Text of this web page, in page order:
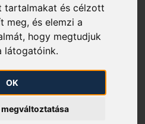
tartalmakat és célzott
meg, és elemzi a
hogy megtudjuk
látogatóink.
OK
tájékoztatjuk
és az FGSZ KP Kft. által
platformok
az FGSZ Zrt.
hozta, hogy az FGSZ KP
31-i gáznappal befejezi az